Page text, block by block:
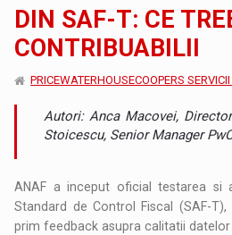
DIN SAF-T: CE
CONTRIBUABILII
PRICEWATERHOUSECOOPERS SERVICII
Autori: Anca Macovei,
Stoicescu, Senior Manager
ANAF a inceput oficial testarea si
Standard de Control Fiscal (SAF-
prim feedback asupra calitatii datelor